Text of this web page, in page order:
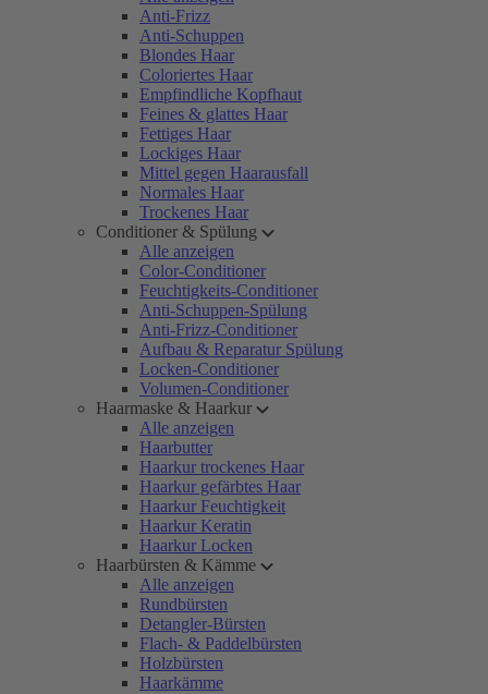
Anti-Frizz
Anti-Schuppen
Blondes Haar
Coloriertes Haar
Empfindliche Kopfhaut
Feines & glattes Haar
Fettiges Haar
Lockiges Haar
Mittel gegen Haarausfall
Normales Haar
Trockenes Haar
Conditioner & Spülung
Alle anzeigen
Color-Conditioner
Feuchtigkeits-Conditioner
Anti-Schuppen-Spülung
Anti-Frizz-Conditioner
Aufbau & Reparatur Spülung
Locken-Conditioner
Volumen-Conditioner
Haarmaske & Haarkur
Alle anzeigen
Haarbutter
Haarkur trockenes Haar
Haarkur gefärbtes Haar
Haarkur Feuchtigkeit
Haarkur Keratin
Haarkur Locken
Haarbürsten & Kämme
Alle anzeigen
Rundbürsten
Detangler-Bürsten
Flach- & Paddelbürsten
Holzbürsten
Haarkämme